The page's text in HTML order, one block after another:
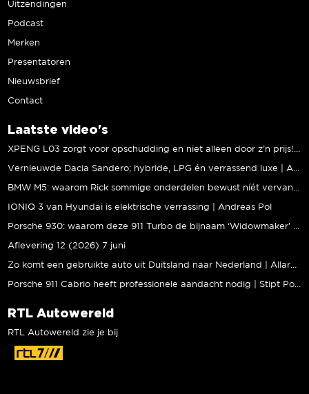
Uitzendingen
Podcast
Merken
Presentatoren
Nieuwsbrief
Contact
Laatste video's
XPENG L03 zorgt voor opschudding en niet alleen door z’n prijs! | Jeroen Mul
Vernieuwde Dacia Sandero; hybride, LPG én verrassend luxe | Andreas Pol
BMW M5: waarom Rick sommige onderdelen bewust níét vervangt | Stipt Polish Point
IONIQ 3 van Hyundai is elektrische verrassing | Andreas Pol
Porsche 930: waarom deze 911 Turbo de bijnaam ‘Widowmaker’ kreeg | Gallery Aaldering
Aflevering 12 (2026) 7 juni
Zo komt een gebruikte auto uit Duitsland naar Nederland | Allard Kalff
Porsche 911 Cabrio heeft professionele aandacht nodig | Stipt Polish Point
RTL Autowereld
RTL Autowereld zie je bij